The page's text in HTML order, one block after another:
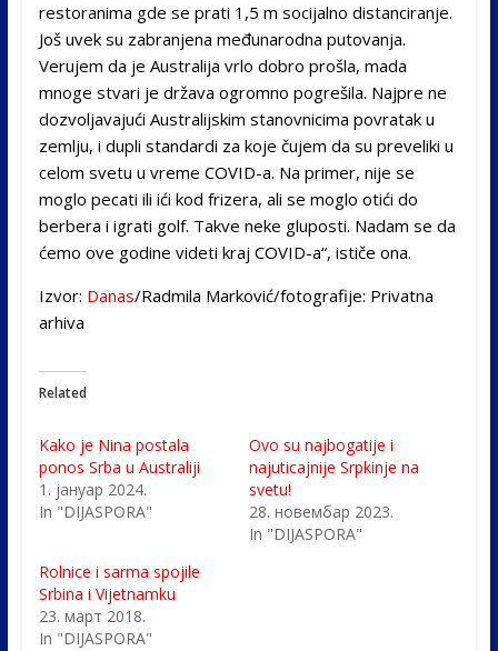
restoranima gde se prati 1,5 m socijalno distanciranje.
Još uvek su zabranjena međunarodna putovanja.
Verujem da je Australija vrlo dobro prošla, mada
mnoge stvari je država ogromno pogrešila. Najpre ne
dozvoljavajući Australijskim stanovnicima povratak u
zemlju, i dupli standardi za koje čujem da su preveliki u
celom svetu u vreme COVID-a. Na primer, nije se
moglo pecati ili ići kod frizera, ali se moglo otići do
berbera i igrati golf. Takve neke gluposti. Nadam se da
ćemo ove godine videti kraj COVID-a“, ističe ona.
Izvor: Danas/Radmila Marković/fotografije: Privatna
arhiva
Related
Kako je Nina postala
ponos Srba u Australiji
1. јануар 2024.
In "DIJASPORA"
Ovo su najbogatije i
najuticajnije Srpkinje na
svetu!
28. новембар 2023.
In "DIJASPORA"
Rolnice i sarma spojile
Srbina i Vijetnamku
23. март 2018.
In "DIJASPORA"